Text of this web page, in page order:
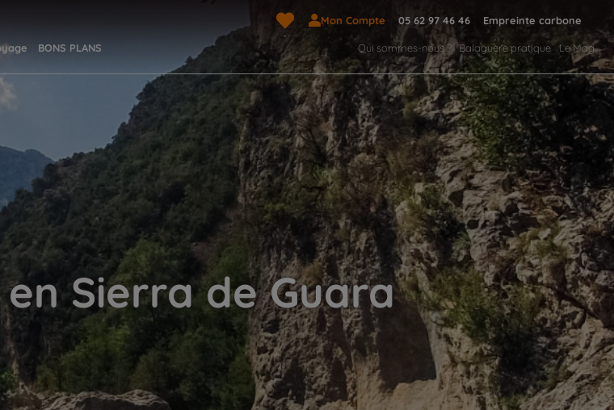
Mon Compte 05 62 97 46 46 Empreinte carbone
BONS PLANS Qui sommes-nous ? Balaguère pratique Le Mag
Sierra de Guara